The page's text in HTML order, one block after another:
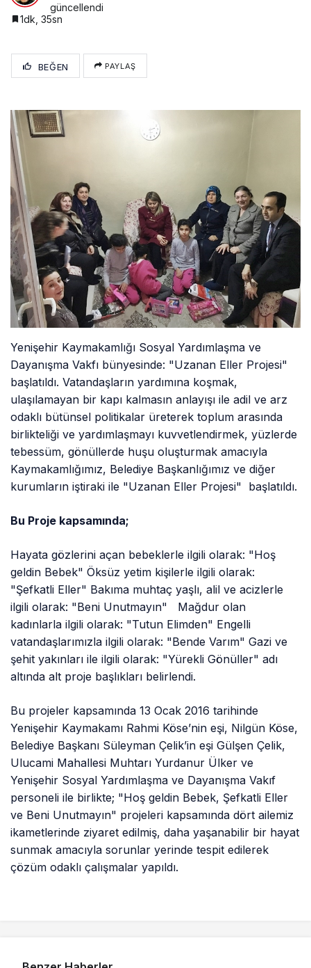
güncellendi
1dk, 35sn
BEĞEN PAYLAŞ
Yenişehir Kaymakamlığı Sosyal Yardımlaşma ve
Dayanışma Vakfı bünyesinde: "Uzanan Eller Projesi"
başlatıldı. Vatandaşların yardımına koşmak,
ulaşılamayan bir kapı kalmasın anlayışı ile adil ve arz
odaklı bütünsel politikalar üreterek toplum arasında
birlikteliği ve yardımlaşmayı kuvvetlendirmek, yüzlerde
tebessüm, gönüllerde huşu oluşturmak amacıyla
Kaymakamlığımız, Belediye Başkanlığımız ve diğer
kurumların iştiraki ile "Uzanan Eller Projesi" başlatıldı.
Bu Proje kapsamında;
Hayata gözlerini açan bebeklerle ilgili olarak: "Hoş
geldin Bebek" Öksüz yetim kişilerle ilgili olarak:
"Şefkatli Eller" Bakıma muhtaç yaşlı, alil ve acizlerle
ilgili olarak: "Beni Unutmayın" Mağdur olan
kadınlarla ilgili olarak: "Tutun Elimden" Engelli
vatandaşlarımızla ilgili olarak: "Bende Varım" Gazi ve
şehit yakınları ile ilgili olarak: "Yürekli Gönüller" adı
altında alt proje başlıkları belirlendi.
Bu projeler kapsamında 13 Ocak 2016 tarihinde
Yenişehir Kaymakamı Rahmi Köse’nin eşi, Nilgün Köse,
Belediye Başkanı Süleyman Çelik’in eşi Gülşen Çelik,
Ulucami Mahallesi Muhtarı Yurdanur Ülker ve
Yenişehir Sosyal Yardımlaşma ve Dayanışma Vakıf
personeli ile birlikte; "Hoş geldin Bebek, Şefkatli Eller
ve Beni Unutmayın" projeleri kapsamında dört ailemiz
ikametlerinde ziyaret edilmiş, daha yaşanabilir bir hayat
sunmak amacıyla sorunlar yerinde tespit edilerek
çözüm odaklı çalışmalar yapıldı.